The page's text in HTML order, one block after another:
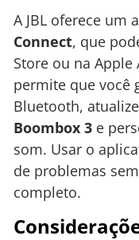
A JBL oferece um
Connect, que
Store ou na Apple
permite que você
Bluetooth,
Boombox 3 e
som. Usar o
de problemas
completo.